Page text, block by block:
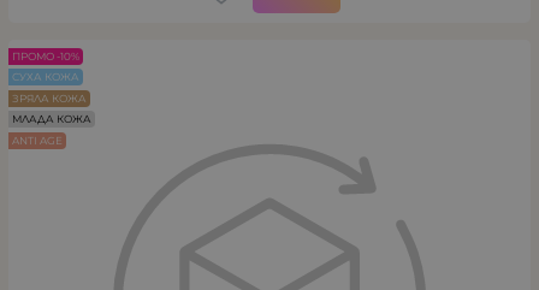
ПРОМО -10%
СУХА КОЖА
ЗРЯЛА КОЖА
МЛАДА КОЖА
ANTI AGE